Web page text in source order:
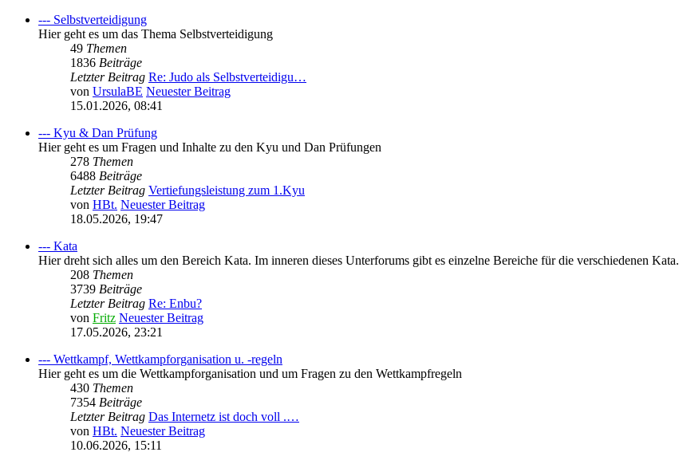
--- Selbstverteidigung
Hier geht es um das Thema Selbstverteidigung
49 Themen
1836 Beiträge
Letzter Beitrag Re: Judo als Selbstverteidigu…
von UrsulaBE Neuester Beitrag
15.01.2026, 08:41
--- Kyu & Dan Prüfung
Hier geht es um Fragen und Inhalte zu den Kyu und Dan Prüfungen
278 Themen
6488 Beiträge
Letzter Beitrag Vertiefungsleistung zum 1.Kyu
von HBt. Neuester Beitrag
18.05.2026, 19:47
--- Kata
Hier dreht sich alles um den Bereich Kata. Im inneren dieses Unterforums gibt es einzelne Bereiche für die verschiedenen Kata.
208 Themen
3739 Beiträge
Letzter Beitrag Re: Enbu?
von Fritz Neuester Beitrag
17.05.2026, 23:21
--- Wettkampf, Wettkampforganisation u. -regeln
Hier geht es um die Wettkampforganisation und um Fragen zu den Wettkampfregeln
430 Themen
7354 Beiträge
Letzter Beitrag Das Internetz ist doch voll .…
von HBt. Neuester Beitrag
10.06.2026, 15:11